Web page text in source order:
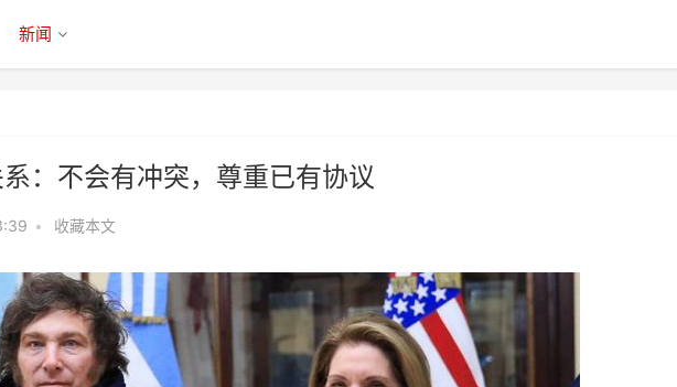
新闻
：不会有冲突，尊重已有协议
• 收藏本文